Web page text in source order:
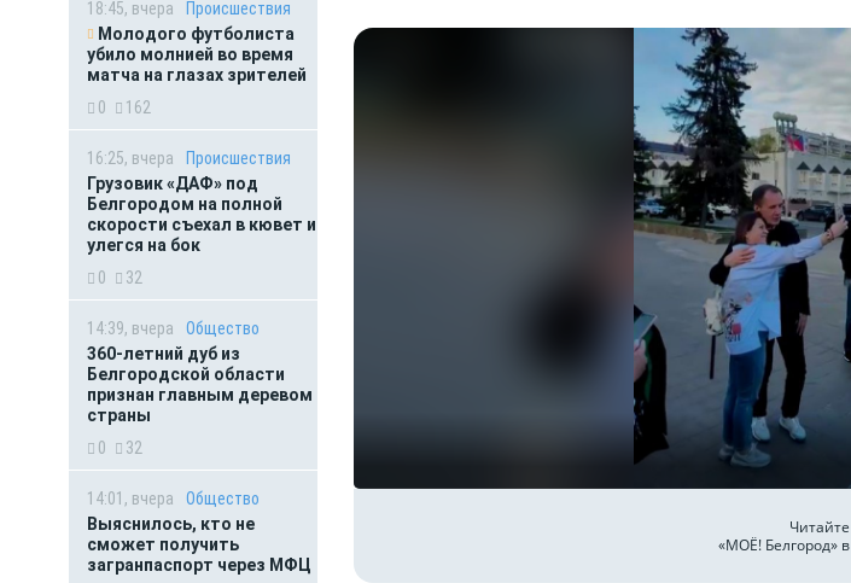
18:45, вчера
Происшествия
Молодого футболиста
убило молнией во время
матча на глазах зрителей
0
162
16:25, вчера
Происшествия
Грузовик «ДАФ» под
Белгородом на полной
скорости съехал в кювет и
улегся на бок
0
32
14:39, вчера
Общество
360-летний дуб из
Белгородской области
признан главным деревом
страны
0
32
14:01, вчера
Общество
Выяснилось, кто не
сможет получить
загранпаспорт через МФЦ
Читайте
«МОЁ! Белгород» в